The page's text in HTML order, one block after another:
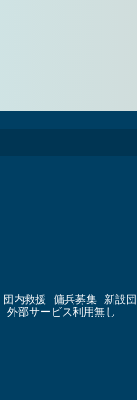
団内救援 傭兵募集 新設団
外部サービス利用無し